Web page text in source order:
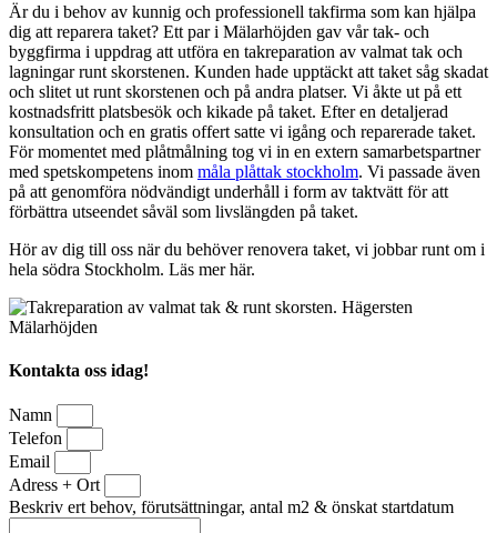
Är du i behov av kunnig och professionell takfirma som kan hjälpa
dig att reparera taket? Ett par i Mälarhöjden gav vår tak- och
byggfirma i uppdrag att utföra en takreparation av valmat tak och
lagningar runt skorstenen. Kunden hade upptäckt att taket såg skadat
och slitet ut runt skorstenen och på andra platser. Vi åkte ut på ett
kostnadsfritt platsbesök och kikade på taket. Efter en detaljerad
konsultation och en gratis offert satte vi igång och reparerade taket.
För momentet med plåtmålning tog vi in en extern samarbetspartner
med spetskompetens inom måla plåttak stockholm. Vi passade även
på att genomföra nödvändigt underhåll i form av taktvätt för att
förbättra utseendet såväl som livslängden på taket.
Hör av dig till oss när du behöver renovera taket, vi jobbar runt om i
hela södra Stockholm. Läs mer här.
Kontakta oss idag!
Namn
Telefon
Email
Adress + Ort
Beskriv ert behov, förutsättningar, antal m2 & önskat startdatum